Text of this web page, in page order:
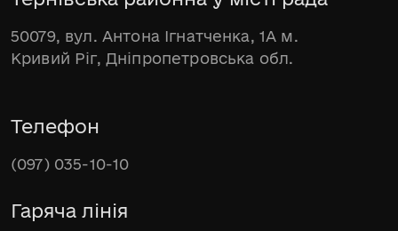
50079, вул. Антона Ігнатченка, 1А м.
Кривий Ріг, Дніпропетровська обл.
Телефон
(097) 035-10-10
Гаряча лінія